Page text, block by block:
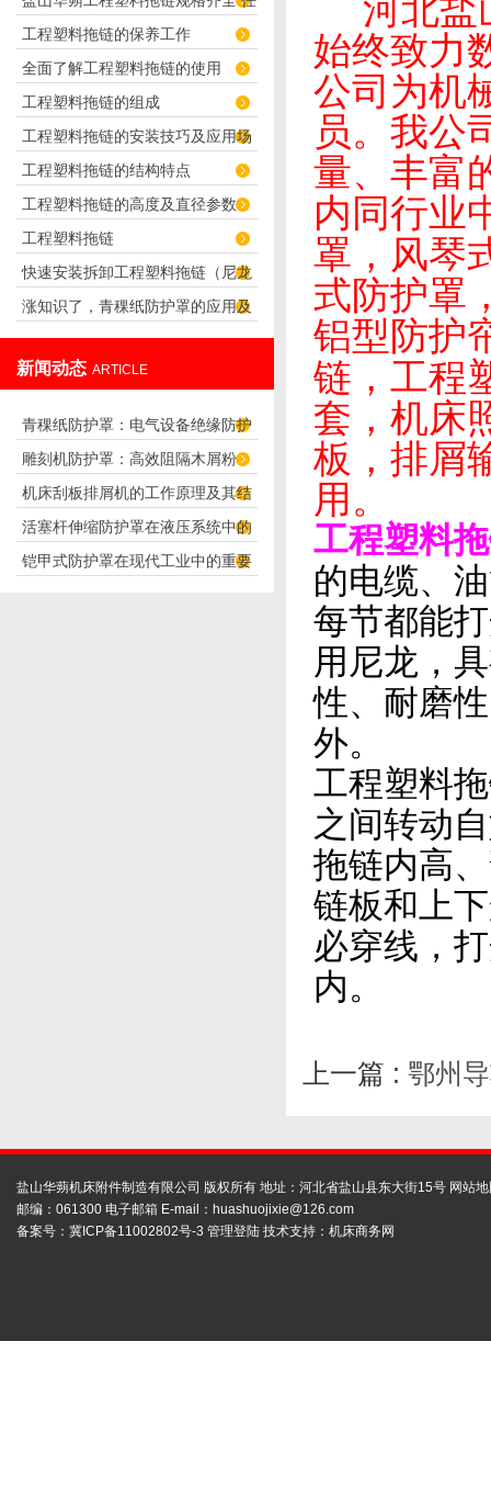
君选择！
工程塑料拖链的保养工作
全面了解工程塑料拖链的使用
工程塑料拖链的组成
工程塑料拖链的安装技巧及应用场
合
工程塑料拖链的结构特点
工程塑料拖链的高度及直径参数
工程塑料拖链
快速安装拆卸工程塑料拖链（尼龙
拖链）的技巧
涨知识了，青稞纸防护罩的应用及
新闻动态 ARTICLE
青稞纸防护罩：电气设备绝缘防护
专用方案
雕刻机防护罩：高效阻隔木屑粉
尘，守护设备精度与安全
机床刮板排屑机的工作原理及其结
构分析
活塞杆伸缩防护罩在液压系统中的
应用
铠甲式防护罩在现代工业中的重要
河北盐
始终致力
公司为机
员。我公
量、丰富
内同行业
罩，风琴
式防护罩
铝型防护
链，工程
套，机床
板，排屑
用。
工程塑料
的电缆、
每节都能
用尼龙，
性、耐磨
外。
工程塑料
之间转动
拖链内高
链板和上
必穿线，
内。
上一篇 : 鄂州
盐山华蒴机床附件制造有限公司 版权所有 地址：河北省盐山县东大街15号 网站
邮编：061300 电子邮箱 E-mail： huashuojixie@126.com
备案号： 冀ICP备11002802号-3 管理登陆 技术支持： 机床商务网